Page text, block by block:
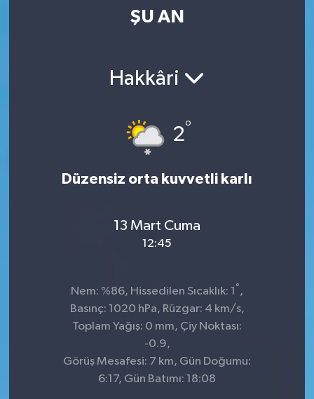
ŞU AN
Hakkâri
2°
Düzensiz orta kuvvetli karlı
13 Mart Cuma
12:45
Nem: %86, Hissedilen Sıcaklık: 1 ° ,
Basınç: 1020 hPa, Rüzgar: 4 km/s,
Toplam Yağış: 0 mm, Çiy Noktası:
-0.9,
Görüş Mesafesi: 7 km, Gün Doğumu:
6:17, Gün Batımı: 18:08